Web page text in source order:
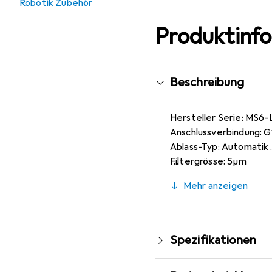
Robotik Zubehör
Beschreibung
Hersteller Serie: MS6-
Anschlussverbindung:
Ablass-Typ: Automatik
Filtergrösse: 5µm
Manometeranschluss
Betriebsdruck max.: 12
Prozess-
Mehr anzeigen
Spezifikationen